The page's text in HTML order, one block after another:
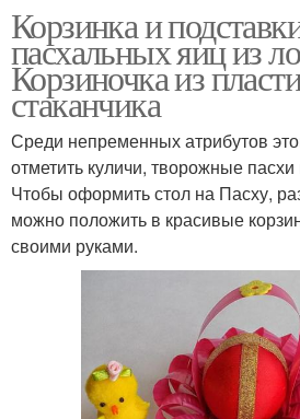
Корзинка и
пасхальных яиц из
Корзиночка из
стаканчика
Среди непременных атрибутов
отметить куличи, творожные
Чтобы оформить стол на Пасху,
можно положить в красивые
своими руками.